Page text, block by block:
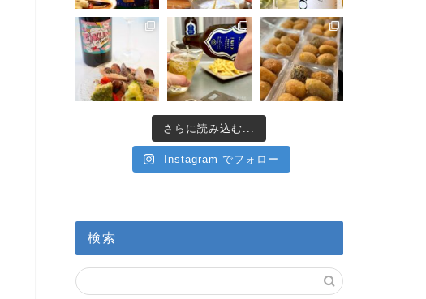
さらに読み込む...
Instagram でフォロー
検索